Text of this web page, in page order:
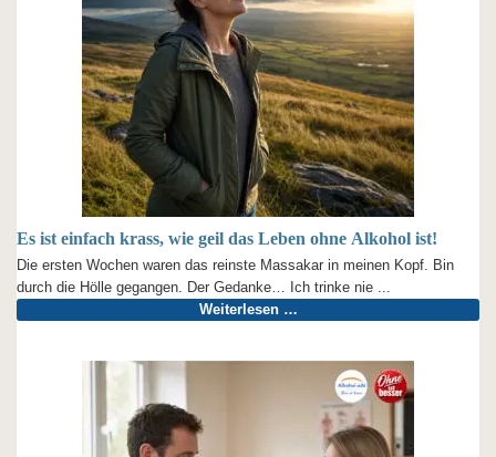
Es ist einfach krass, wie geil das Leben ohne Alkohol ist!
Die ersten Wochen waren das reinste Massakar in meinen Kopf. Bin
durch die Hölle gegangen. Der Gedanke… Ich trinke nie ...
Weiterlesen …